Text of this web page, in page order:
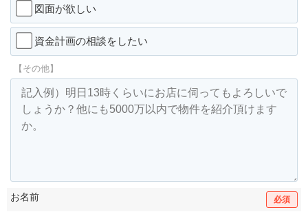
図面が欲しい
資金計画の相談をしたい
【その他】
お名前 必須